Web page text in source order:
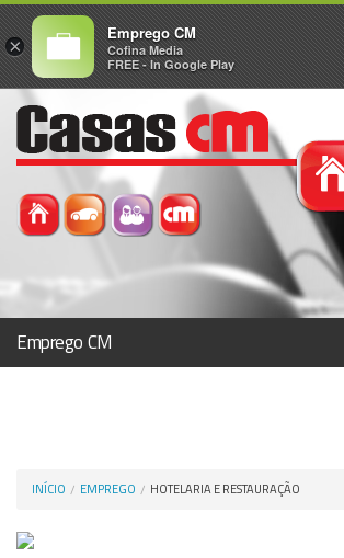
Emprego CM
INÍCIO EMPREGO HOTELARIA E RESTAURAÇÃO
×
Emprego CM
Cofina Media
FREE - In Google Play